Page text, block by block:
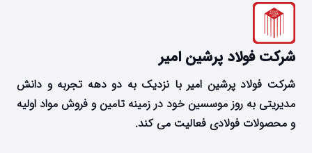
شرکت فولاد پرشین امیر
شرکت فولاد پرشین امیر با نزدیک به دو دهه تجربه و دانش
مدیریتی به روز موسسین خود در زمینه تامین و فروش مواد اولیه
و محصولات فولادی فعالیت می کند.